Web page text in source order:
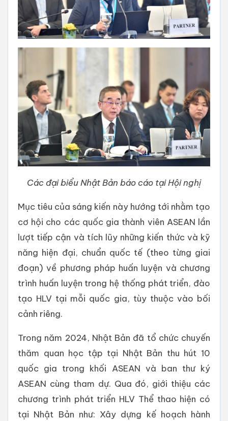
Các đại biểu Nhật Bản báo cáo tại Hội nghị
Mục tiêu của sáng kiến này hướng tới nhằm tạo
cơ hội cho các quốc gia thành viên ASEAN lần
lượt tiếp cận và tích lũy những kiến ​​thức và kỹ
năng hiện đại, chuẩn quốc tế (theo từng giai
đoạn) về phương pháp huấn luyện và chương
trình huấn luyện trong hệ thống phát triển, đào
tạo HLV tại mỗi quốc gia, tùy thuộc vào bối
cảnh riêng.
Trong năm 2024, Nhật Bản đã tổ chức chuyến
thăm quan học tập tại Nhật Bản thu hút 10
quốc gia trong khối ASEAN và ban thư ký
ASEAN cùng tham dự. Qua đó, giới thiệu các
chương trình phát triển HLV Thể thao hiện có
tại Nhật Bản như: Xây dựng kế hoạch hành